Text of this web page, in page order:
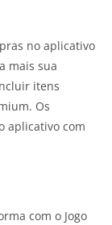
no aplicativo
mais sua
itens
Os
aplicativo com
com o Jogo